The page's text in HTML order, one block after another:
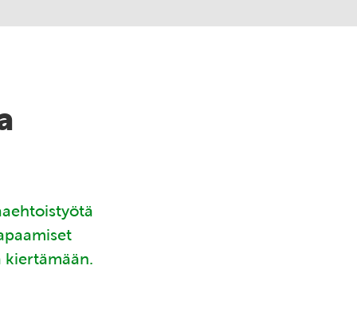
kiertämään.